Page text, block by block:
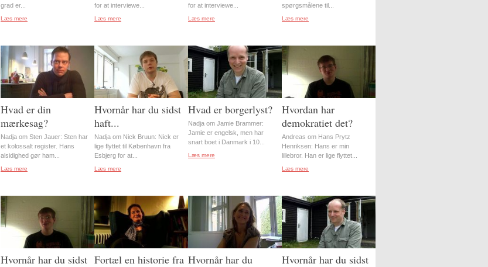
grad er...
Læs mere
for at interviewe...
Læs mere
for at interviewe...
Læs mere
spørgsmålene til...
Læs mere
Hvad er din
mærkesag?
Nadja om Sten Jauer: Sten har
et kolossalt register. Hans
alsidighed gør ham...
Læs mere
Hvornår har du sidst
haft...
Nadja om Nick Bruun: Nick er
lige flyttet til København fra
Esbjerg for at...
Læs mere
Hvad er borgerlyst?
Nadja om Jamie Brammer:
Jamie er engelsk, men har
snart boet i Danmark i 10...
Læs mere
Hvordan har
demokratiet det?
Andreas om Hans Prytz
Henriksen: Hans er min
lillebror. Han er lige flyttet...
Læs mere
Hvornår har du sidst Fortæl en historie fra Hvornår har du
Hvornår har du sidst